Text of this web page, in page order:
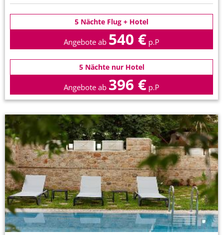
5 Nächte Flug + Hotel
Angebote ab 540 € p.P
5 Nächte nur Hotel
Angebote ab 396 € p.P